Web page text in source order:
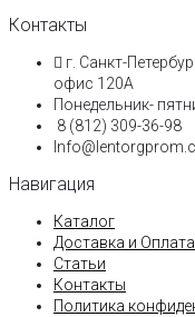
Контакты
г. Санкт-
офис 120А
Понедельник-
8 (812) 309-36-98
Навигация
Каталог
Доставка и Оплата
Статьи
Контакты
Политика